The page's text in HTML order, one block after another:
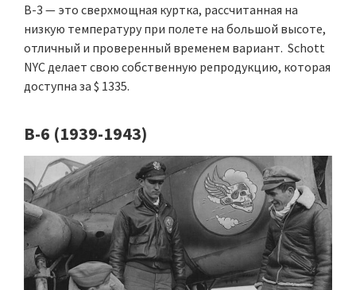
В-3 — это сверхмощная куртка, рассчитанная на
низкую температуру при полете на большой высоте,
отличный и проверенный временем вариант. Schott
NYC делает свою собственную репродукцию, которая
доступна за $ 1335.
B-6 (1939-1943)